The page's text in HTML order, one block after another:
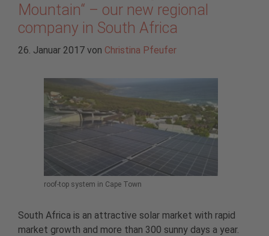
Mountain“ – our new regional
company in South Africa
26. Januar 2017 von Christina Pfeufer
roof-top system in Cape Town
South Africa is an attractive solar market with rapid
market growth and more than 300 sunny days a year.